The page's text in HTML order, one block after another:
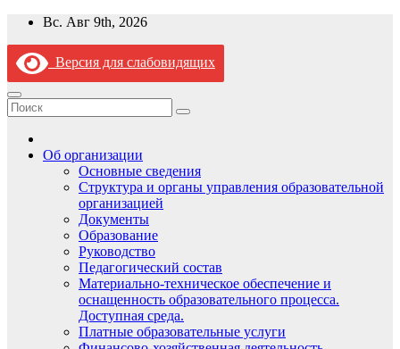
Перейти
содержимому
Вс. Авг 9th, 2026
Версия для слабовидящих
Об организации
Основные сведения
Структура и органы управления образовательной
организацией
Документы
Образование
Руководство
Педагогический состав
Материально-техническое обеспечение и
оснащенность образовательного процесса.
Доступная среда.
Платные образовательные услуги